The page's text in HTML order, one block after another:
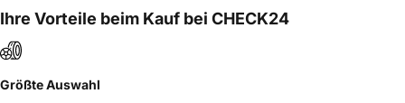
Ihre Vorteile beim Kauf bei CHECK24
Größte Auswahl